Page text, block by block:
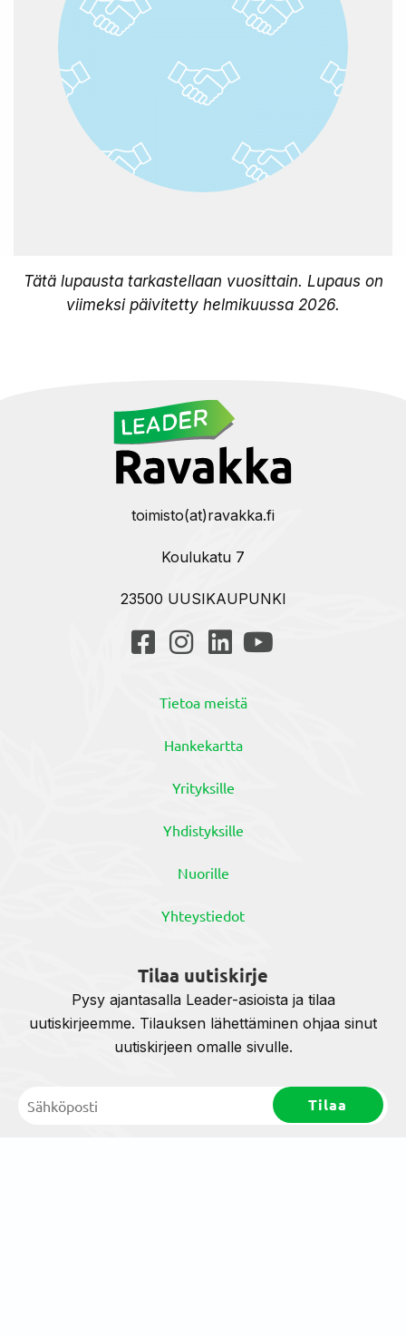
Tätä lupausta tarkastellaan vuosittain. Lupaus on
viimeksi päivitetty helmikuussa 2026.
toimisto(at)ravakka.fi
Koulukatu 7
23500 UUSIKAUPUNKI
Tietoa meistä
Hankekartta
Yrityksille
Yhdistyksille
Nuorille
Yhteystiedot
Tilaa uutiskirje
Pysy ajantasalla Leader-asioista ja tilaa
uutiskirjeemme. Tilauksen lähettäminen ohjaa sinut
uutiskirjeen omalle sivulle.